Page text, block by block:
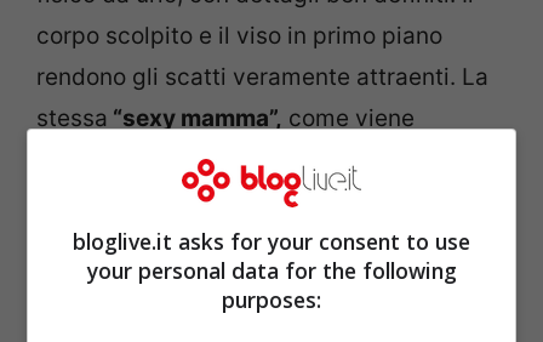
corpo scolpito e il viso in primo piano
rendono gli scatti veramente attraenti. La
stessa “sexy mamma”, come viene
chiamata da molti, dopo aver mostrato
varie pose e profili, evidenzia in didascalia:
“Dura la scelta… 1-2-3-4, quale vince?”.
Beh, la decisione sarà difficile per lei, ma
bloglive.it asks for your consent to use
your personal data for the following
purposes: